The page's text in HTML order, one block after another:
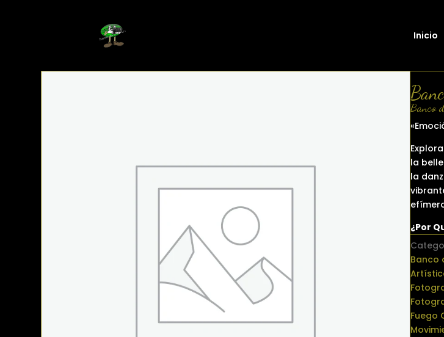
Inicio
Banco
la
la
¿Por
Banco
Fuego